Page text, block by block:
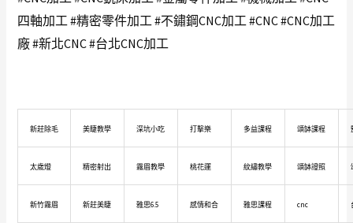
四軸加工 #精密零件加工 #不鏽鋼CNC加工 #CNC#CNC加工
廠#新北CNC#台北CNC加工
新莊除毛 美睫教學 深坑小吃 打擊樂 多益課程 頌缽課程
太歲燈 精密射出 霧眉教學 桃花運 紋繡教學 頌缽證照
新竹霧眉 新莊美睫 雅思6.5 感情和合 雅思課程 cnc